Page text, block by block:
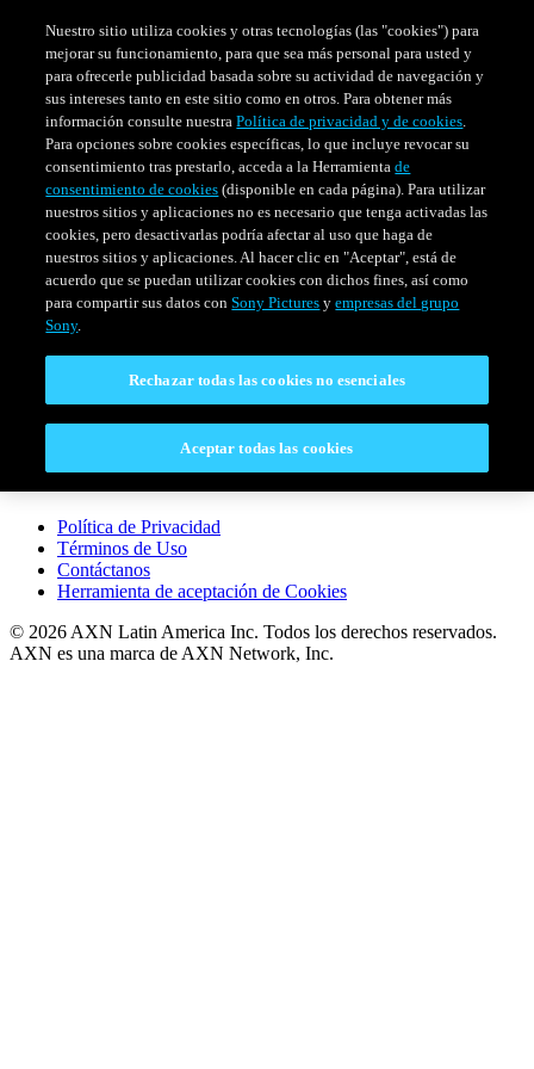
HORARIO EVENTOS ESPECIALES
Venezuela
LEGAL
Política de Privacidad
Términos de Uso
Contáctanos
Herramienta de aceptación de Cookies
© 2026 AXN Latin America Inc. Todos los derechos reservados.
AXN es una marca de AXN Network, Inc.
Nuestro sitio utiliza cookies y otras tecnologías (las "cookies") para
mejorar su funcionamiento, para que sea más personal para usted y
para ofrecerle publicidad basada sobre su actividad de navegación y
sus intereses tanto en este sitio como en otros. Para obtener más
información consulte nuestraPolítica de privacidad y de cookies.
Para opciones sobre cookies específicas, lo que incluye revocar su
consentimiento tras prestarlo, acceda a la Herramientade
consentimiento de cookies (disponible en cada página). Para utilizar
nuestros sitios y aplicaciones no es necesario que tenga activadas las
cookies, pero desactivarlas podría afectar al uso que haga de
nuestros sitios y aplicaciones. Al hacer clic en "Aceptar", está de
acuerdo que se puedan utilizar cookies con dichos fines, así como
para compartir sus datos conSony Pictures yempresas del grupo
Sony.
Rechazar todas las cookies no esenciales
Aceptar todas las cookies